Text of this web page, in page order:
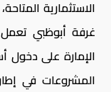
الاستثمارية
غرفة أبوظبي
الإمارة على دخول
المشروعات في